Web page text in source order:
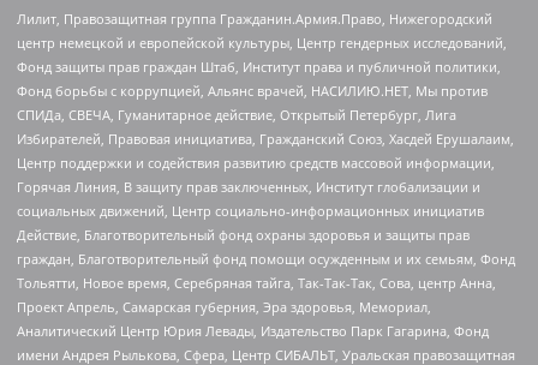
Лилит, Правозащитная группа Гражданин.Армия.Право, Нижегородский
центр немецкой и европейской культуры, Центр гендерных исследований,
Фонд защиты прав граждан Штаб, Институт права и публичной политики,
Фонд борьбы с коррупцией, Альянс врачей, НАСИЛИЮ.НЕТ, Мы против
СПИДа, СВЕЧА, Гуманитарное действие, Открытый Петербург, Лига
Избирателей, Правовая инициатива, Гражданский Союз, Хасдей Ерушалаим,
Центр поддержки и содействия развитию средств массовой информации,
Горячая Линия, В защиту прав заключенных, Институт глобализации и
социальных движений, Центр социально-информационных инициатив
Действие, Благотворительный фонд охраны здоровья и защиты прав
граждан, Благотворительный фонд помощи осужденным и их семьям, Фонд
Тольятти, Новое время, Серебряная тайга, Так-Так-Так, Сова, центр Анна,
Проект Апрель, Самарская губерния, Эра здоровья, Мемориал,
Аналитический Центр Юрия Левады, Издательство Парк Гагарина, Фонд
имени Андрея Рылькова, Сфера, Центр СИБАЛЬТ, Уральская правозащитная